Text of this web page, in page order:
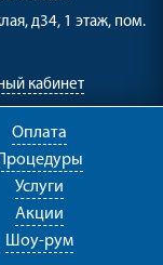
д34, 1 этаж, пом.
кабинет
Оплата
Услуги
Акции
Шоу-рум